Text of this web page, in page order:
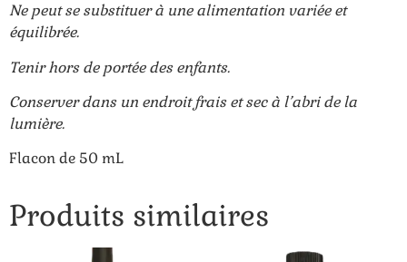
Ne peut se substituer à une alimentation variée et
équilibrée.
Tenir hors de portée des enfants.
Conserver dans un endroit frais et sec à l’abri de la
lumière.
Flacon de 50 mL
Produits similaires